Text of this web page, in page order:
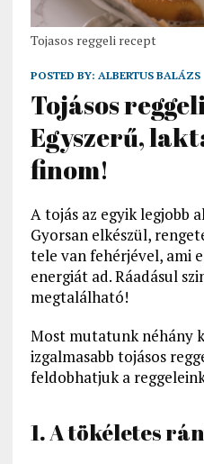
Tojasos reggeli recept
POSTED BY: ALBERTUS BALÁZS
Tojásos
Egyszerű,
finom!
A tojás az egyik legjobb
Gyorsan elkészül,
tele van fehérjével, ami
energiát ad. Ráadásul
megtalálható!
Most mutatunk néhány
izgalmasabb tojásos
feldobhatjuk a
1. A tökéletes